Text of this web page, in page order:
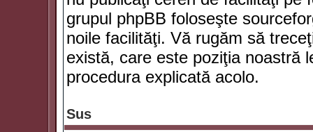
grupul phpBB foloseşte
noile facilităţi. Vă rugăm să
există, care este poziţia noastră
procedura explicată acolo.
Sus